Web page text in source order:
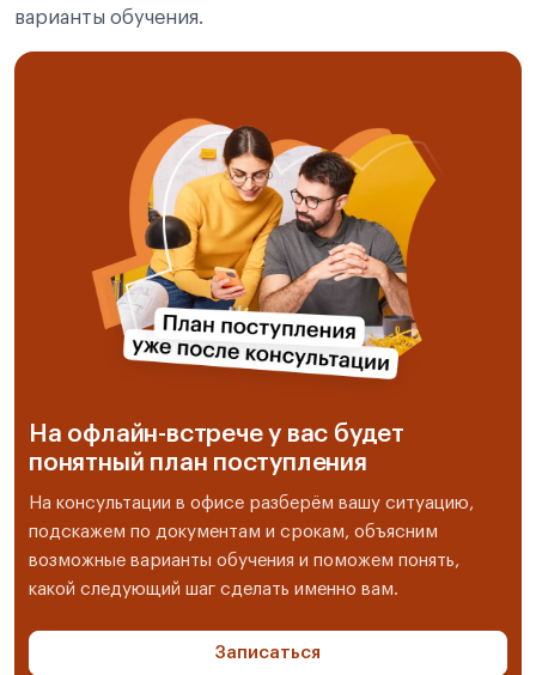
варианты обучения.
На офлайн-встрече у вас будет
понятный план поступления
На консультации в офисе разберём вашу ситуацию,
подскажем по документам и срокам, объясним
возможные варианты обучения и поможем понять,
какой следующий шаг сделать именно вам.
Записаться